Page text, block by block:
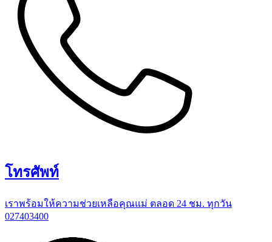
โทรศัพท์
เราพร้อมให้ความช่วยเหลือคุณแม่ ตลอด 24 ชม. ทุกวัน
027403400